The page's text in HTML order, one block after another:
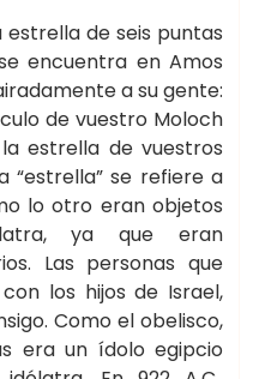
de seis puntas
encuentra en Amos
a su gente:
de vuestro Moloch
estrella de vuestros
“estrella” se refiere a
lo otro eran objetos
ya que eran
Las personas que
los hijos de Israel,
Como el obelisco,
era un ídolo egipcio